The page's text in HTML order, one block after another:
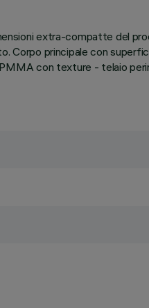
extra-compatte del
principale con
con texture - telaio